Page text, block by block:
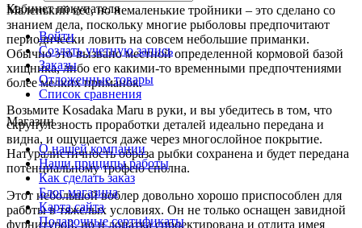
Маленький вес, но немаленькие тройники – это сделано со
знанием дела, поскольку многие рыболовы предпочитают
периодически ловить на совсем небольшие приманки.
Обычно это вызвано местной определенной кормовой базой
хищника, либо его какими-то временными предпочтениями
более мелких приманок.
Возьмите Kosadaka Maru в руки, и вы убедитесь в том, что
скрупулезность проработки деталей идеально передана и
видна, и ощущается даже через многослойное покрытие.
Натуралистичность образа рыбки сохранена и будет передана
потенциальному трофею сполна.
Этот небольшой воблер довольно хорошо приспособлен для
работы в тяжелых условиях. Он не только оснащен завидной
фурнитурой, но и лопатка спроектирована и отлита имея
Кабинет покупателя
Войти
Создать учетную запись
Заказы
Отложенные товары
Список сравнения
Магазин
О нашей компании
Наши приципы работы
Как сделать заказ
Блог магазина
Карта сайта
Подарочные сертификаты